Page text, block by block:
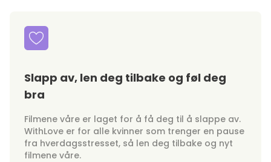
Slapp av, len deg tilbake og føl deg
bra
Filmene våre er laget for å få deg til å slappe av.
WithLove er for alle kvinner som trenger en pause
fra hverdagsstresset, så len deg tilbake og nyt
filmene våre.